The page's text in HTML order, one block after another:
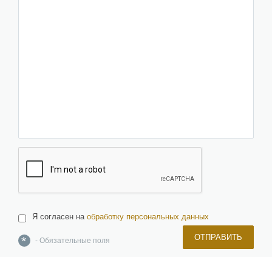
Я согласен на обработку персональных данных
* - Обязательные поля ОТПРАВИТЬ